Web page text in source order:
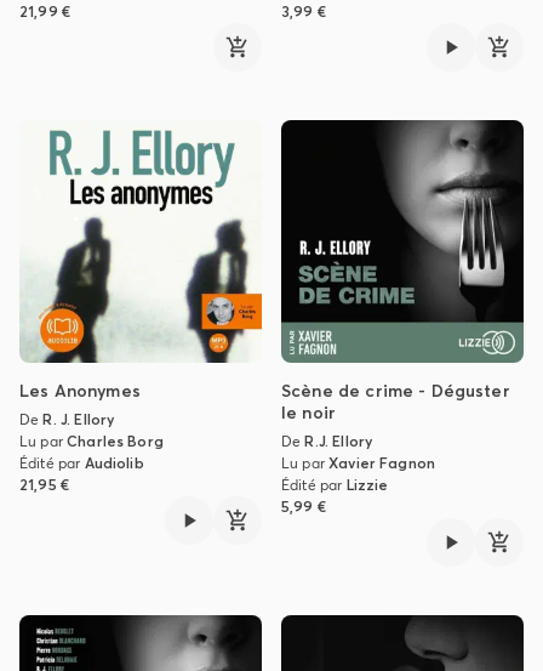
21,99 €
3,99 €
Les Anonymes
DeR. J. Ellory
Lu parCharles Borg
Édité par Audiolib
21,95 €
Scène de crime - Déguster
le noir
DeR.J. Ellory
Lu parXavier Fagnon
Édité par Lizzie
5,99 €